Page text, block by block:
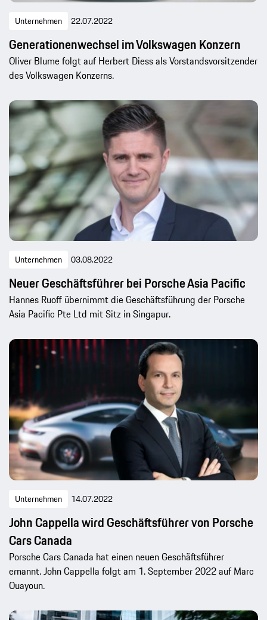
Unternehmen 22.07.2022
Generationenwechsel im Volkswagen Konzern
Oliver Blume folgt auf Herbert Diess als Vorstandsvorsitzender
des Volkswagen Konzerns.
Unternehmen 03.08.2022
Neuer Geschäftsführer bei Porsche Asia Pacific
Hannes Ruoff übernimmt die Geschäftsführung der Porsche
Asia Pacific Pte Ltd mit Sitz in Singapur.
Unternehmen 14.07.2022
John Cappella wird Geschäftsführer von Porsche
Cars Canada
Porsche Cars Canada hat einen neuen Geschäftsführer
ernannt. John Cappella folgt am 1. September 2022 auf Marc
Ouayoun.